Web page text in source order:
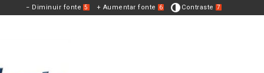
− Diminuir fonte 5 + Aumentar fonte 6 Contraste 7